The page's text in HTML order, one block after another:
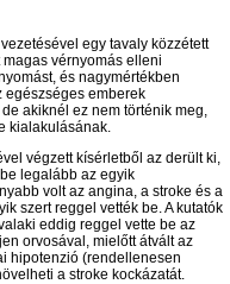
egy tavaly közzétett
vérnyomás elleni
és nagymértékben
egészséges emberek
akiknél ez nem történik meg,
kialakulásának.
végzett kísérletből az derült ki,
legalább az egyik
volt az angina, a stroke és a
szert reggel vették be. A kutatók
eddig reggel vette be az
orvosával, mielőtt átvált az
hipotenzió (rendellenesen
a stroke kockázatát.